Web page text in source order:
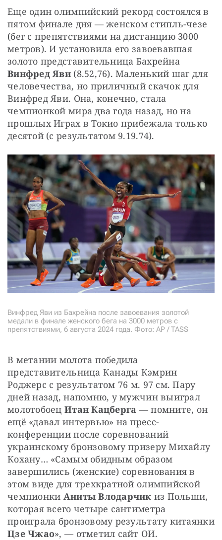
Еще один олимпийский рекорд состоялся в
пятом финале дня — женском стипль-чезе
(бег с препятствиями на дистанцию 3000
метров). И установила его завоевавшая
золото представительница Бахрейна
Винфред Яви (8.52,76). Маленький шаг для
человечества, но приличный скачок для
Винфред Яви. Она, конечно, стала
чемпионкой мира два года назад, но на
прошлых Играх в Токио прибежала только
десятой (с результатом 9.19.74).
Винфред Яви из Бахрейна после завоевания золотой
медали в финале женского бега на 3000 метров с
препятствиями, 6 августа 2024 года. Фото: AP / TASS
В метании молота победила
представительница Канады Кэмрин
Роджерс с результатом 76 м. 97 см. Пару
дней назад, напомню, у мужчин выиграл
молотобоец Итан Кацберга — помните, он
ещё «давал интервью» на пресс-
конференции после соревнований
украинскому бронзовому призеру Михайлу
Кохану… «Самым обидным образом
завершились (женские) соревнования в
этом виде для трехкратной олимпийской
чемпионки Аниты Влодарчик из Польши,
которая всего четыре сантиметра
проиграла бронзовому результату китаянки
Цзе Чжао», — отметил сайт ОИ.